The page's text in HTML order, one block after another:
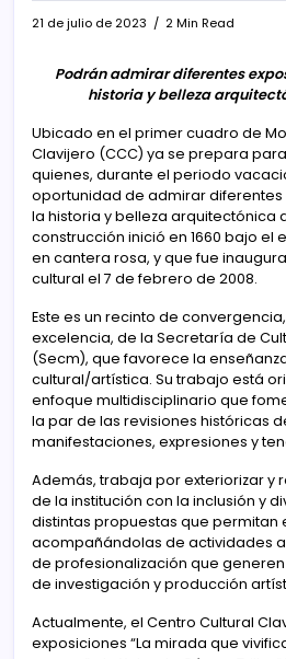
21 de julio de 2023 2 Min Read
Podrán admirar diferentes
historia y belleza
Ubicado en el primer cuadro de
Clavijero (CCC) ya se prepara
quienes, durante el periodo
oportunidad de admirar
la historia y belleza arquitectónica
construcción inició en 1660 bajo
en cantera rosa, y que fue
cultural el 7 de febrero de 2008.
Este es un recinto de
excelencia, de la Secretaría de
(Secm), que favorece la
cultural/artística. Su trabajo está
enfoque multidisciplinario que
la par de las revisiones históricas
manifestaciones, expresiones y
Además, trabaja por exteriorizar y
de la institución con la inclusión y
distintas propuestas que permitan
acompañándolas de actividades
de profesionalización que
de investigación y producción
Actualmente, el Centro Cultural
exposiciones “La mirada que